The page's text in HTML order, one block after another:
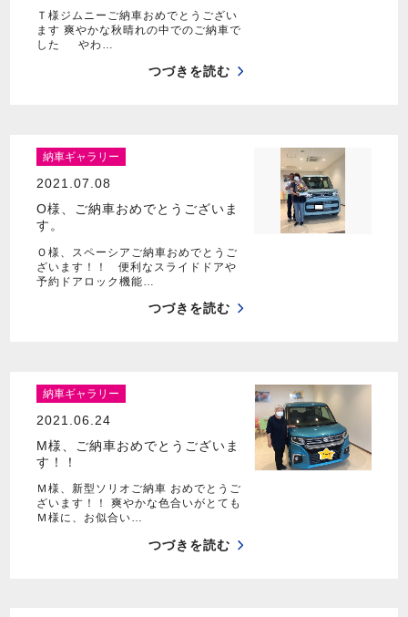
Ｔ様ジムニーご納車おめでとうござい
ます 爽やかな秋晴れの中でのご納車で
した やわ…
つづきを読む
納車ギャラリー
2021.07.08
O様、ご納車おめでとうございま
す。
Ｏ様、スペーシアご納車おめでとうご
ざいます！！ 便利なスライドドアや
予約ドアロック機能…
つづきを読む
納車ギャラリー
2021.06.24
M様、ご納車おめでとうございま
す！！
Ｍ様、新型ソリオご納車 おめでとうご
ざいます！！ 爽やかな色合いがとても
Ｍ様に、お似合い…
つづきを読む